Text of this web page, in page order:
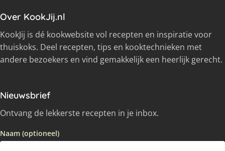
Over KookJij.nl
KookJij is dé kookwebsite vol recepten en inspiratie voor
thuiskoks. Deel recepten, tips en kooktechnieken met
andere bezoekers en vind gemakkelijk een heerlijk gerecht.
Nieuwsbrief
Ontvang de lekkerste recepten in je inbox.
Naam (optioneel)